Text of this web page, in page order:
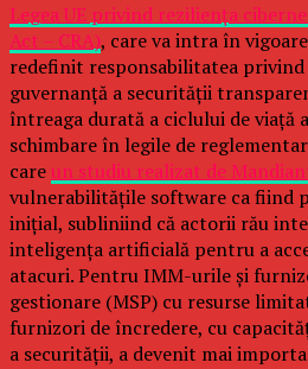
Legea UE privind reziliența
Act – CRA), care va intra în
redefinit responsabilitatea
guvernanță a securității
întreaga durată a ciclului de viață
schimbare în legile de
careun studiu realizat de
vulnerabilitățile software ca fiind
inițial, subliniind că actorii rău
inteligența artificială pentru a
atacuri. Pentru IMM-urile și
gestionare (MSP) cu resurse
furnizori de încredere, cu
a securității, a devenit mai